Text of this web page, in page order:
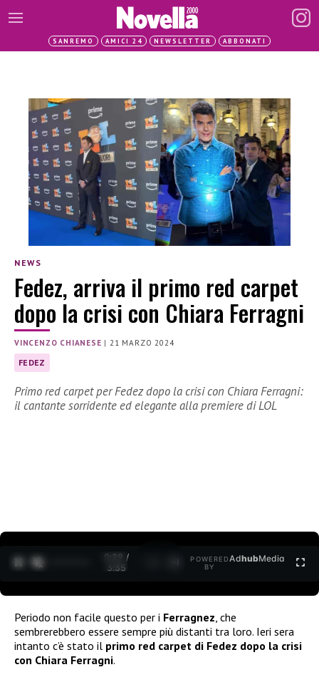
SANREMO AMICI 24 NEWSLETTER ABBONATI
NEWS
Fedez, arriva il primo red carpet
dopo la crisi con Chiara Ferragni
VINCENZO CHIANESE |21 MARZO 2024
FEDEZ
Primo red carpet per Fedez dopo la crisi con Chiara Ferragni:
il cantante sorridente ed elegante alla premiere di LOL
0:30 /
3:35
POWERED
BY
AdhubMedia
Periodo non facile questo per i Ferragnez , che
sembrerebbero essere sempre più distanti tra loro. Ieri sera
intanto c’è stato il primo red carpet di Fedez dopo la crisi
con Chiara Ferragni.